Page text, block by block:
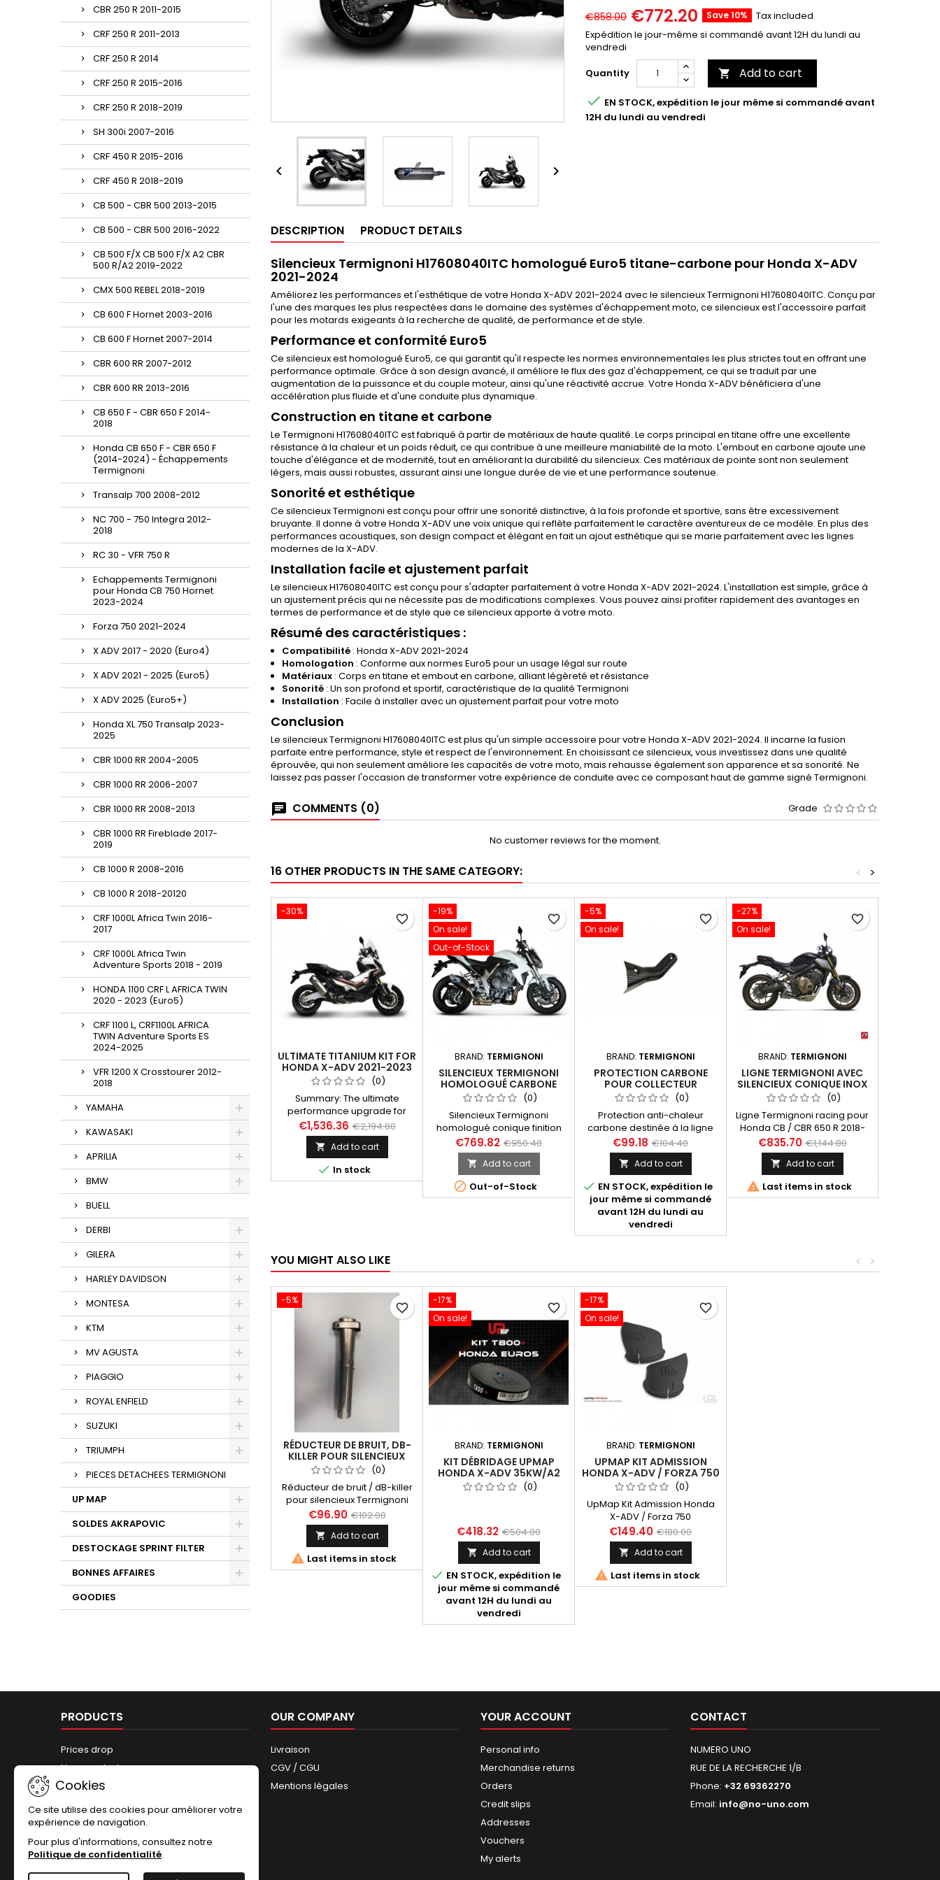
CBR 250 R 2011-2015
CRF 250 R 2011-2013
CRF 250 R 2014
CRF 250 R 2015-2016
CRF 250 R 2018-2019
SH 300i 2007-2016
CRF 450 R 2015-2016
CRF 450 R 2018-2019
CB 500 - CBR 500 2013-2015
CB 500 - CBR 500 2016-2022
CB 500 F/X CB 500 F/X A2 CBR
500 R/A2 2019-2022
CMX 500 REBEL 2018-2019
CB 600 F Hornet 2003-2016
CB 600 F Hornet 2007-2014
CBR 600 RR 2007-2012
CBR 600 RR 2013-2016
CB 650 F - CBR 650 F 2014-
2018
Honda CB 650 F - CBR 650 F
(2014-2024) - Échappements
Termignoni
Transalp 700 2008-2012
NC 700 - 750 Integra 2012-
2018
RC 30 - VFR 750 R
Echappements Termignoni
pour Honda CB 750 Hornet
2023-2024
Forza 750 2021-2024
X ADV 2017 - 2020 (Euro4)
X ADV 2021 - 2025 (Euro5)
X ADV 2025 (Euro5+)
Honda XL 750 Transalp 2023-
2025
CBR 1000 RR 2004-2005
CBR 1000 RR 2006-2007
CBR 1000 RR 2008-2013
CBR 1000 RR Fireblade 2017-
2019
CB 1000 R 2008-2016
CB 1000 R 2018-20120
CRF 1000L Africa Twin 2016-
2017
CRF 1000L Africa Twin
Adventure Sports 2018 - 2019
HONDA 1100 CRF L AFRICA TWIN
2020 - 2023 (Euro5)
CRF 1100 L, CRF1100L AFRICA
TWIN Adventure Sports ES
2024-2025
VFR 1200 X Crosstourer 2012-
2018
YAMAHA
KAWASAKI
APRILIA
BMW
BUELL
DERBI
GILERA
HARLEY DAVIDSON
MONTESA
KTM
MV AGUSTA
PIAGGIO
ROYAL ENFIELD
SUZUKI
TRIUMPH
PIECES DETACHEES TERMIGNONI
UP MAP
SOLDES AKRAPOVIC
DESTOCKAGE SPRINT FILTER
BONNES AFFAIRES
GOODIES
 
€858.00 €772.20 Save 10%
Tax included
Expédition le jour-même si commandé avant 12H du lundi au
vendredi
Quantity
 Add to cart
 EN STOCK, expédition le jour même si commandé avant
12H du lundi au vendredi
DESCRIPTION PRODUCT DETAILS
Silencieux Termignoni H17608040ITC homologué Euro5 titane-carbone pour Honda X-ADV
2021-2024
Améliorez les performances et l'esthétique de votre Honda X-ADV 2021-2024 avec le silencieux Termignoni H17608040ITC. Conçu par
l'une des marques les plus respectées dans le domaine des systèmes d'échappement moto, ce silencieux est l'accessoire parfait
pour les motards exigeants à la recherche de qualité, de performance et de style.
Performance et conformité Euro5
Ce silencieux est homologué Euro5, ce qui garantit qu'il respecte les normes environnementales les plus strictes tout en offrant une
performance optimale. Grâce à son design avancé, il améliore le flux des gaz d'échappement, ce qui se traduit par une
augmentation de la puissance et du couple moteur, ainsi qu'une réactivité accrue. Votre Honda X-ADV bénéficiera d'une
accélération plus fluide et d'une conduite plus dynamique.
Construction en titane et carbone
Le Termignoni H17608040ITC est fabriqué à partir de matériaux de haute qualité. Le corps principal en titane offre une excellente
résistance à la chaleur et un poids réduit, ce qui contribue à une meilleure maniabilité de la moto. L'embout en carbone ajoute une
touche d'élégance et de modernité, tout en améliorant la durabilité du silencieux. Ces matériaux de pointe sont non seulement
légers, mais aussi robustes, assurant ainsi une longue durée de vie et une performance soutenue.
Sonorité et esthétique
Ce silencieux Termignoni est conçu pour offrir une sonorité distinctive, à la fois profonde et sportive, sans être excessivement
bruyante. Il donne à votre Honda X-ADV une voix unique qui reflète parfaitement le caractère aventureux de ce modèle. En plus des
performances acoustiques, son design compact et élégant en fait un ajout esthétique qui se marie parfaitement avec les lignes
modernes de la X-ADV.
Installation facile et ajustement parfait
Le silencieux H17608040ITC est conçu pour s'adapter parfaitement à votre Honda X-ADV 2021-2024. L'installation est simple, grâce à
un ajustement précis qui ne nécessite pas de modifications complexes. Vous pouvez ainsi profiter rapidement des avantages en
termes de performance et de style que ce silencieux apporte à votre moto.
Résumé des caractéristiques :
Compatibilité : Honda X-ADV 2021-2024
Homologation : Conforme aux normes Euro5 pour un usage légal sur route
Matériaux : Corps en titane et embout en carbone, alliant légèreté et résistance
Sonorité : Un son profond et sportif, caractéristique de la qualité Termignoni
Installation : Facile à installer avec un ajustement parfait pour votre moto
Conclusion
Le silencieux Termignoni H17608040ITC est plus qu'un simple accessoire pour votre Honda X-ADV 2021-2024. Il incarne la fusion
parfaite entre performance, style et respect de l'environnement. En choisissant ce silencieux, vous investissez dans une qualité
éprouvée, qui non seulement améliore les capacités de votre moto, mais rehausse également son apparence et sa sonorité. Ne
laissez pas passer l'occasion de transformer votre expérience de conduite avec ce composant haut de gamme signé Termignoni.
COMMENTS (0) Grade
No customer reviews for the moment.
16 OTHER PRODUCTS IN THE SAME CATEGORY: >
<
-30%
ULTIMATE TITANIUM KIT FOR
HONDA X-ADV 2021-2023
(EURO5) (0)
Summary: The ultimate
performance upgrade for
your Honda X-ADV 2021-2023
(Euro5)! INCLUDES: TITANIUM
Silencer H14208040ITC Racing
Stainless Steel Collector
H14209410IXX Carbon Heat
€1,536.36 €2,194.80
 Add to cart
 In stock
favorite_border
-19%
On sale!
Out-of-Stock
BRAND: TERMIGNONI
SILENCIEUX TERMIGNONI
HOMOLOGUÉ CARBONE
HONDA CB 1000 R 2008-
2016
(0)
Silencieux Termignoni
homologué conique finition
carbone embout inox pour
Honda CB 1000 R modèles
2008 à 2016.
€769.82 €950.40
 Add to cart
 Out-of-Stock
favorite_border
-5%
On sale!
BRAND: TERMIGNONI
PROTECTION CARBONE
POUR COLLECTEUR
TERMIGNONI HONDA XADV
2017-2020 & NOUVEAU
XADV 2021-2023
(0)
Protection anti-chaleur
carbone destinée à la ligne
complète Termignoni
(ensemble silencieux +
collecteur) du Honda X-ADV
2017 à 2020 et XADV 2021-
2023.
€99.18 €104.40
 Add to cart
 EN STOCK, expédition le
jour même si commandé
avant 12H du lundi au
vendredi
favorite_border
-27%
On sale!
BRAND: TERMIGNONI
LIGNE TERMIGNONI AVEC
SILENCIEUX CONIQUE INOX
POUR HONDA CB/CBR 650 R
2018-2020
(0)
Ligne Termignoni racing pour
Honda CB / CBR 650 R 2018-
2020 avec collecteur inox 4
en 2 en 1 (type 3 "Y") et
silencieux conique tout inox.
SANS DB-KILLER
€835.70 €1,144.80
 Add to cart
 Last items in stock
favorite_border
YOU MIGHT ALSO LIKE >
<
-5%
RÉDUCTEUR DE BRUIT, DB-
KILLER POUR SILENCIEUX
TERMIGNONI H14208040ITC
H14208040INC
(0)
Réducteur de bruit / dB-killer
pour silencieux Termignoni
H14208040ITC et
H14208040INC (HONDA X-ADV,
Forza 750)
€96.90 €102.00
 Add to cart
 Last items in stock
favorite_border
-17%
On sale!
BRAND: TERMIGNONI
KIT DÉBRIDAGE UPMAP
HONDA X-ADV 35KW/A2
EURO5 2021-2022
(0)
€418.32 €504.00
 Add to cart
 EN STOCK, expédition le
jour même si commandé
avant 12H du lundi au
vendredi
favorite_border
-17%
On sale!
BRAND: TERMIGNONI
UPMAP KIT ADMISSION
HONDA X-ADV / FORZA 750
(0)
UpMap Kit Admission Honda
X-ADV / Forza 750
€149.40 €180.00
 Add to cart
 Last items in stock
favorite_border
PRODUCTS
Prices drop
New products
Best sales
Sitemap
OUR COMPANY
Livraison
CGV / CGU
Mentions légales
YOUR ACCOUNT
Personal info
Merchandise returns
Orders
Credit slips
Addresses
Vouchers
My alerts
CONTACT
NUMERO UNO
RUE DE LA RECHERCHE 1/B
Phone: +32 69362270
Email: info@no-uno.com
Cookies
Ce site utilise des cookies pour améliorer votre
expérience de navigation.
Pour plus d'informations, consultez notre
Politique de confidentialité.